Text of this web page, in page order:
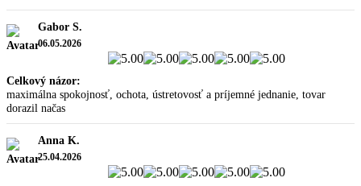
Gabor S.
06.05.2026
Celkový názor:
maximálna spokojnosť, ochota, ústretovosť a príjemné jednanie, tovar
dorazil načas
Anna K.
25.04.2026